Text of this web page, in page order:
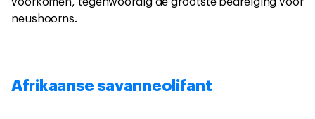
neushoorns.
Afrikaanse savanneolifant